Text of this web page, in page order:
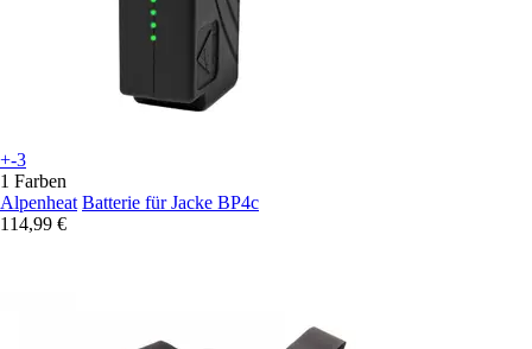
+-3
1 Farben
Alpenheat Batterie für Jacke BP4c
114,99 €